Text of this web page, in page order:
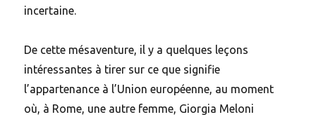
incertaine.
De cette mésaventure, il y a quelques leçons
intéressantes à tirer sur ce que signifie
l’appartenance à l’Union européenne, au moment
où, à Rome, une autre femme, Giorgia Meloni